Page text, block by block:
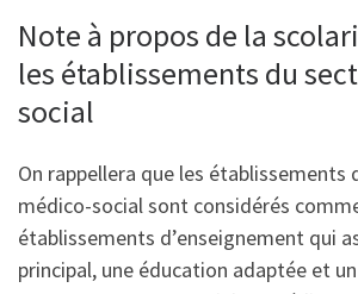
Note à propos de la
les établissements du
social
On rappellera que les établissements
médico-social sont considérés
établissements d’enseignement qui
principal, une éducation adaptée et un